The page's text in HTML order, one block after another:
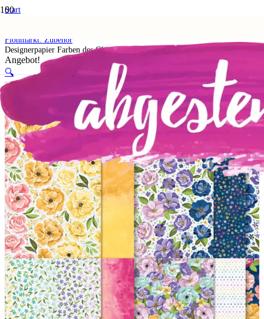
Start
Flohmarkt: Zubehör
Designerpapier Farben des Glücks
Angebot!
🔍